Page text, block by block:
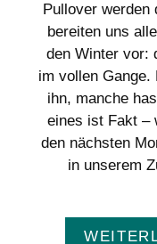
Pullover werden
bereiten uns
den Winter vor:
im vollen Gange.
ihn, manche
eines ist Fakt –
den nächsten
in unserem